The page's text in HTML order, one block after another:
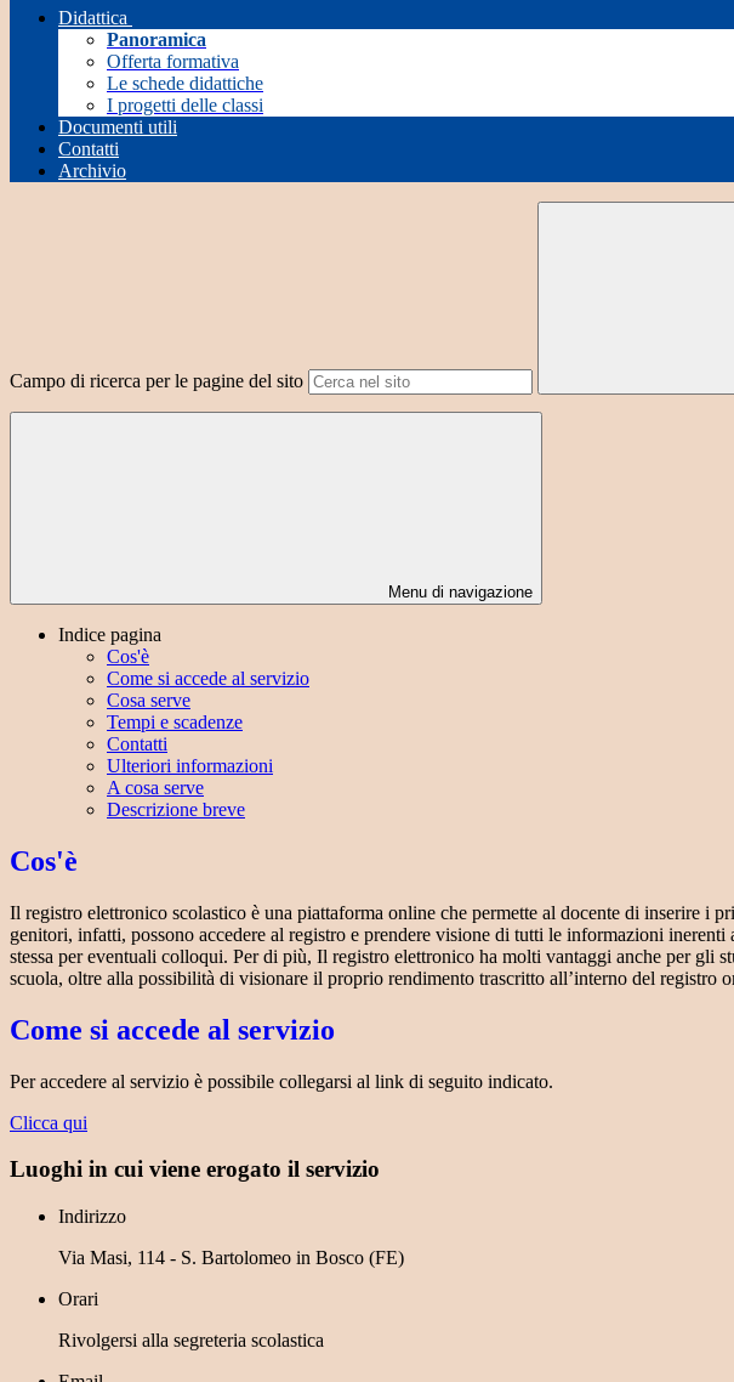
Didattica
Panoramica
Offerta formativa
Le schede didattiche
I progetti delle classi
Documenti utili
Contatti
Archivio
Campo di ricerca per le pagine del sito
Menu di navigazione
Indice pagina
Cos'è
Come si accede al servizio
Cosa serve
Tempi e scadenze
Contatti
Ulteriori informazioni
A cosa serve
Descrizione breve
Cos'è
Il registro elettronico scolastico è una piattaforma online che permette al docente di inserire
genitori, infatti, possono accedere al registro e prendere visione di tutti le informazioni
stessa per eventuali colloqui. Per di più, Il registro elettronico ha molti vantaggi anche per gli
scuola, oltre alla possibilità di visionare il proprio rendimento trascritto all’interno del registro
Come si accede al servizio
Per accedere al servizio è possibile collegarsi al link di seguito indicato.
Clicca qui
Luoghi in cui viene erogato il servizio
Indirizzo
Via Masi, 114 - S. Bartolomeo in Bosco (FE)
Orari
Rivolgersi alla segreteria scolastica